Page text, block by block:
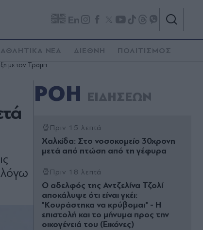
En
ΑΘΛΗΤΙΚΑ ΝΕΑ ΔΙΕΘΝΗ ΠΟΛΙΤΙΣΜΟΣ
με τον Τραμπ
λόγω
ΡΟΗ ΕΙΔΗΣΕΩΝ
Πριν 15 λεπτά
Χαλκίδα: Στο νοσοκομείο 30χρονη
μετά από πτώση από τη γέφυρα
Πριν 18 λεπτά
Ο αδελφός της Αντζελίνα Τζολί
αποκάλυψε ότι είναι γκέι:
"Κουράστηκα να κρύβομαι" - Η
επιστολή και το μήνυμα προς την
οικογένειά του (Εικόνες)